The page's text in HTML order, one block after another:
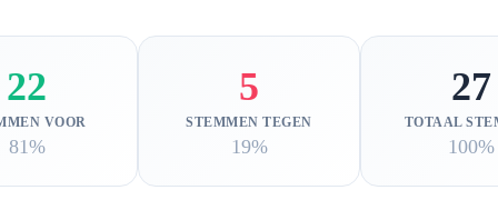
22
VOOR
81%
5
STEMMEN TEGEN
19%
27
TOTAAL
100%